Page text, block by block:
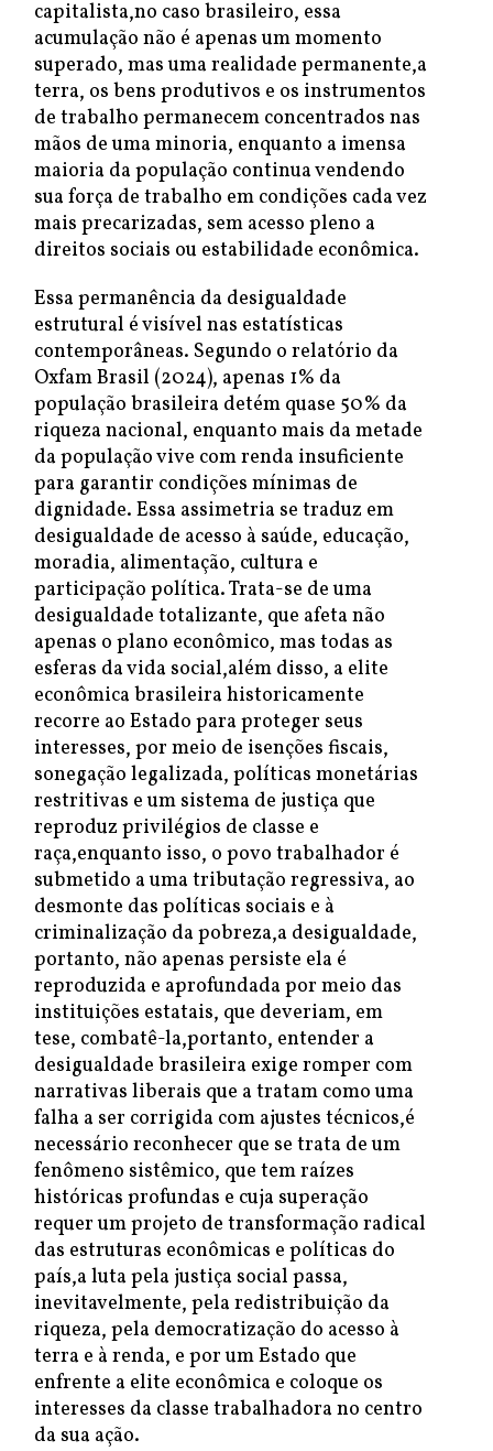
capitalista,no caso brasileiro, essa
acumulação não é apenas um momento
superado, mas uma realidade permanente,a
terra, os bens produtivos e os instrumentos
de trabalho permanecem concentrados nas
mãos de uma minoria, enquanto a imensa
maioria da população continua vendendo
sua força de trabalho em condições cada vez
mais precarizadas, sem acesso pleno a
direitos sociais ou estabilidade econômica.
Essa permanência da desigualdade
estrutural é visível nas estatísticas
contemporâneas. Segundo o relatório da
Oxfam Brasil (2024), apenas 1% da
população brasileira detém quase 50% da
riqueza nacional, enquanto mais da metade
da população vive com renda insuficiente
para garantir condições mínimas de
dignidade. Essa assimetria se traduz em
desigualdade de acesso à saúde, educação,
moradia, alimentação, cultura e
participação política. Trata-se de uma
desigualdade totalizante, que afeta não
apenas o plano econômico, mas todas as
esferas da vida social,além disso, a elite
econômica brasileira historicamente
recorre ao Estado para proteger seus
interesses, por meio de isenções fiscais,
sonegação legalizada, políticas monetárias
restritivas e um sistema de justiça que
reproduz privilégios de classe e
raça,enquanto isso, o povo trabalhador é
submetido a uma tributação regressiva, ao
desmonte das políticas sociais e à
criminalização da pobreza,a desigualdade,
portanto, não apenas persiste ela é
reproduzida e aprofundada por meio das
instituições estatais, que deveriam, em
tese, combatê-la,portanto, entender a
desigualdade brasileira exige romper com
narrativas liberais que a tratam como uma
falha a ser corrigida com ajustes técnicos,é
necessário reconhecer que se trata de um
fenômeno sistêmico, que tem raízes
históricas profundas e cuja superação
requer um projeto de transformação radical
das estruturas econômicas e políticas do
país,a luta pela justiça social passa,
inevitavelmente, pela redistribuição da
riqueza, pela democratização do acesso à
terra e à renda, e por um Estado que
enfrente a elite econômica e coloque os
interesses da classe trabalhadora no centro
da sua ação.